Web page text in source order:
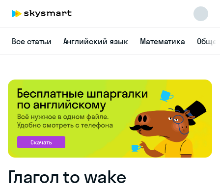
Все статьи Английский язык Математика
Глагол to wake
Skysmart Chat
online